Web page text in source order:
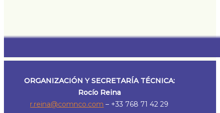
ORGANIZACIÓN Y SECRETARÍA TÉCNICA:
Rocío Reina
r.reina@comnco.com – +33 768 71 42 29